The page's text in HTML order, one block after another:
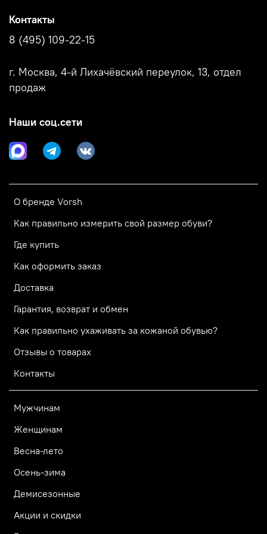
О бренде Vorsh
Как правильно измерить свой размер обуви?
Где купить
Как оформить заказ
Доставка
Гарантия, возврат и обмен
Как правильно ухаживать за кожаной обувью?
Отзывы о товарах
Контакты
Мужчинам
Женщинам
Весна-лето
Осень-зима
Демисезонные
Акции и скидки
Контакты
8 (495) 109-22-15
г. Москва, 4-й Лихачёвский переулок, 13, отдел
продаж
Наши соц.сети